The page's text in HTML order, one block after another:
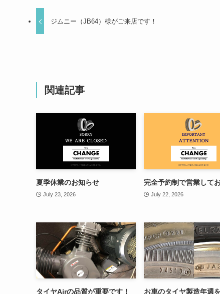
ジムニー（JB64）様がご来店です！
関連記事
夏季休業のお知らせ
July 23, 2026
完全予約制で営業して
July 22, 2026
タイヤAirの品質が重要です！ お車のタイヤ製造年週